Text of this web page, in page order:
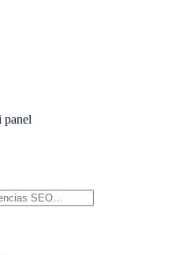
panel